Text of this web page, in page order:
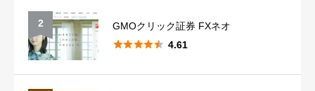
稼ぎやすさ
星の数をお選びください
2
GMOクリック証券 FXネオ
 4.61